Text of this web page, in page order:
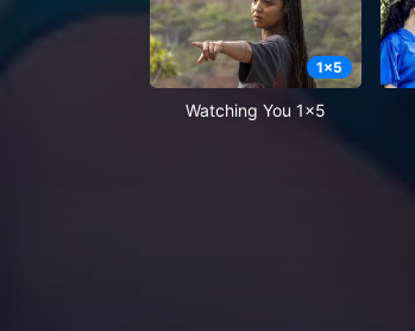
1x5
Watching You 1x5